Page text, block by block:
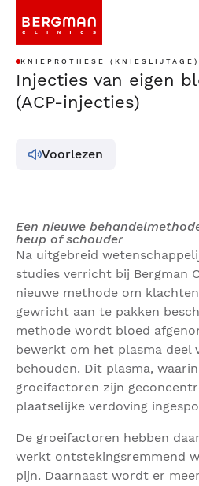
KNIEPROTHESE
Injecties van eigen
(ACP-injecties)
Voorlezen
Een nieuwe
heup of schouder
Na uitgebreid
studies verricht bij Bergman
nieuwe methode om
gewricht aan te pakken
methode wordt bloed
bewerkt om het plasma deel
behouden. Dit plasma,
groeifactoren zijn
plaatselijke verdoving
De groeifactoren hebben
werkt ontstekingsremmend
pijn. Daarnaast wordt er